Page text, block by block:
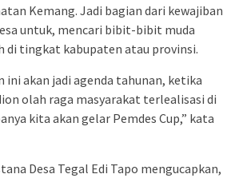
Kemang. Jadi bagian dari kewajiban
untuk, mencari bibit-bibit muda
di tingkat kabupaten atau provinsi.
ini akan jadi agenda tahunan, ketika
olah raga masyarakat terlealisasi di
kita akan gelar Pemdes Cup,” kata
Desa Tegal Edi Tapo mengucapkan,